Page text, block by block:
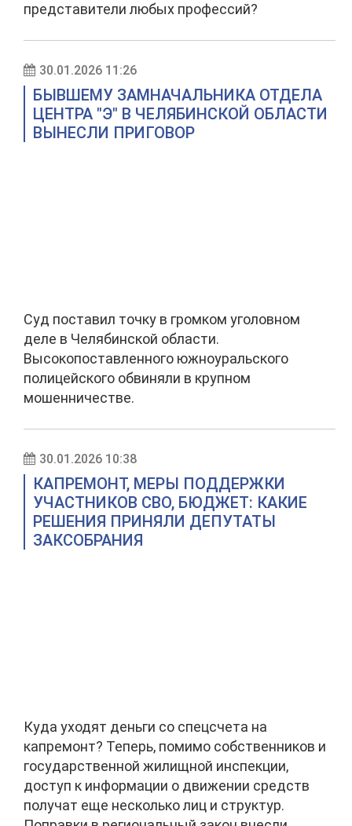
представители любых профессий?
30.01.2026 11:26
БЫВШЕМУ ЗАМНАЧАЛЬНИКА ОТДЕЛА
ЦЕНТРА "Э" В ЧЕЛЯБИНСКОЙ ОБЛАСТИ
ВЫНЕСЛИ ПРИГОВОР
Суд поставил точку в громком уголовном
деле в Челябинской области.
Высокопоставленного южноуральского
полицейского обвиняли в крупном
мошенничестве.
30.01.2026 10:38
КАПРЕМОНТ, МЕРЫ ПОДДЕРЖКИ
УЧАСТНИКОВ СВО, БЮДЖЕТ: КАКИЕ
РЕШЕНИЯ ПРИНЯЛИ ДЕПУТАТЫ
ЗАКСОБРАНИЯ
Куда уходят деньги со спецсчета на
капремонт? Теперь, помимо собственников и
государственной жилищной инспекции,
доступ к информации о движении средств
получат еще несколько лиц и структур.